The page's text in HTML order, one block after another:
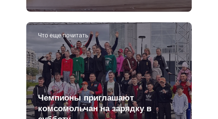
Что еще почитать
Чемпионы приглашают
комсомольчан на зарядку в